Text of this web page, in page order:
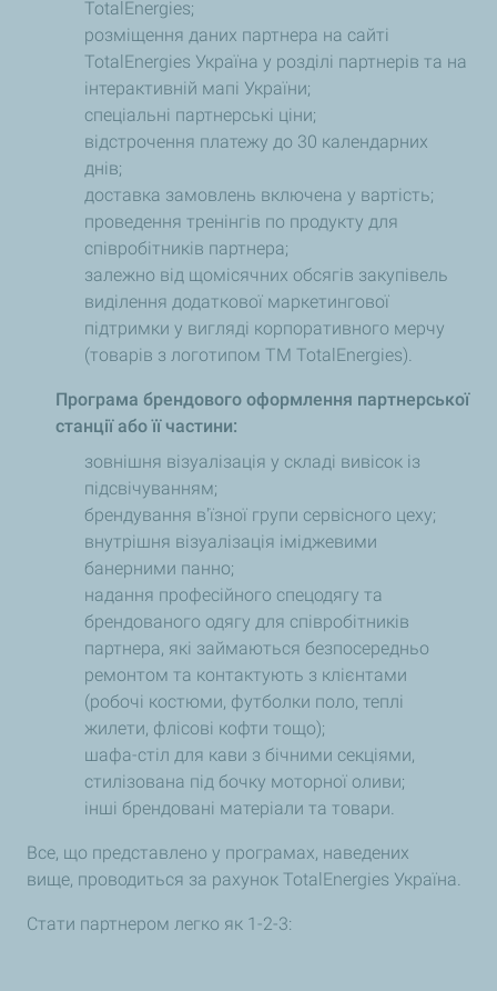
TotalEnergies;
розміщення даних партнера на сайті
TotalEnergies Україна у розділі партнерів та на
інтерактивній мапі України;
спеціальні партнерські ціни;
відстрочення платежу до 30 календарних
днів;
доставка замовлень включена у вартість;
проведення тренінгів по продукту для
співробітників партнера;
залежно від щомісячних обсягів закупівель
виділення додаткової маркетингової
підтримки у вигляді корпоративного мерчу
(товарів з логотипом ТМ TotalEnergies).
Програма брендового оформлення партнерської
станції або її частини:
зовнішня візуалізація у складі вивісок із
підсвічуванням;
брендування в'їзної групи сервісного цеху;
внутрішня візуалізація іміджевими
банерними панно;
надання професійного спецодягу та
брендованого одягу для співробітників
партнера, які займаються безпосередньо
ремонтом та контактують з клієнтами
(робочі костюми, футболки поло, теплі
жилети, флісові кофти тощо);
шафа-стіл для кави з бічними секціями,
стилізована під бочку моторної оливи;
інші брендовані матеріали та товари.
Все, що представлено у програмах, наведених
вище, проводиться за рахунок TotalEnergies Україна.
Стати партнером легко як 1-2-3: